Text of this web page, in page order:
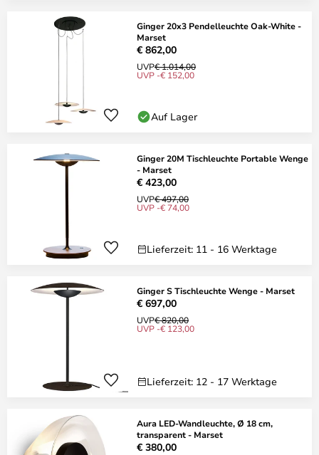
Ginger 20x3 Pendelleuchte Oak-White -
Marset
€ 862,00
UVP€ 1.014,00
UVP -€ 152,00
Auf Lager
Ginger 20M Tischleuchte Portable Wenge
- Marset
€ 423,00
UVP€ 497,00
UVP -€ 74,00
Lieferzeit: 11 - 16 Werktage
Ginger S Tischleuchte Wenge - Marset
€ 697,00
UVP€ 820,00
UVP -€ 123,00
Lieferzeit: 12 - 17 Werktage
Aura LED-Wandleuchte, Ø 18 cm,
transparent - Marset
€ 380,00